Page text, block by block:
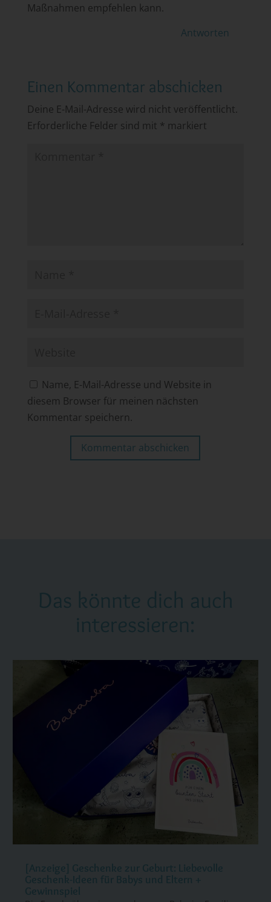
Maßnahmen empfehlen kann.
Antworten
Einen Kommentar abschicken
Deine E-Mail-Adresse wird nicht veröffentlicht.
Erforderliche Felder sind mit * markiert
Name, E-Mail-Adresse und Website in
diesem Browser für meinen nächsten
Kommentar speichern.
Kommentar abschicken
Das könnte dich auch
interessieren:
[Anzeige] Geschenke zur Geburt: Liebevolle
Geschenk-Ideen für Babys und Eltern +
Gewinnspiel